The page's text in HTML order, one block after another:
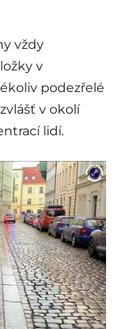
vždy
v
podezřelé
v okolí
lidí.